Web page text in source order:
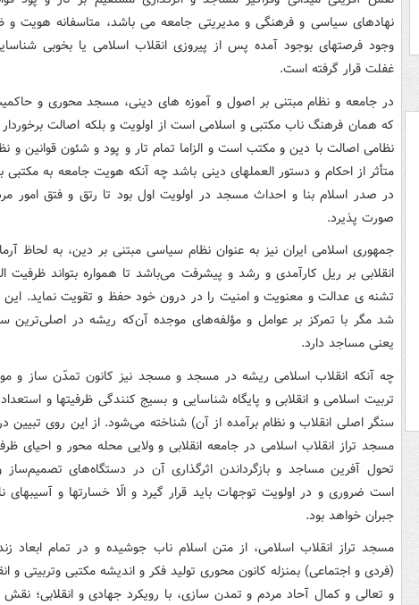
نهادهای سیاسی و فرهنگی و مدیریتی جامعه می باشد، متاسفانه هویت و
وجود فرصتهای بوجود آمده پس از پیروزی انقلاب اسلامی یا بخوبی
غفلت قرار گرفته است.
در جامعه و نظام مبتنی بر اصول و آموزه های دینی، مسجد محوری و
که همان فرهنگ ناب مکتبی و اسلامی است از اولویت و بلکه اصالت
نظامی اصالت با دین و مکتب است و الزاما تمام تار و پود و شئون قوانین و
متأثر از احکام و دستور العملهای دینی باشد چه آنکه هویت جامعه به
در صدر اسلام بنا و احداث مسجد در اولویت اول بود تا رتق و فتق امور
صورت پذیرد.
جمهوری اسلامی ایران نیز به‌ عنوان نظام سیاسی مبتنی بر دین، به لحاظ
انقلابی بر ریل کارآمدی و رشد و پیشرفت می‌باشد تا همواره بتواند ظرفیت
تشنه ی عدالت و معنویت و امنیت را در درون خود حفظ و تقویت نماید.
شد مگر با تمرکز بر عوامل و مؤلفه‌های موجده آن‌که ریشه در اصلی‌ترین
یعنی مساجد دارد.
چه آنکه انقلاب اسلامی ریشه در مسجد و مسجد نیز کانون تمدّن ساز و
تربیت اسلامی و انقلابی و پایگاه شناسایی و بسیج ‌کنندگی ظرفیتها و
سنگر اصلی انقلاب و نظام برآمده از آن) شناخته می‌شود. از این روی
مسجد تراز انقلاب اسلامی در جامعه انقلابی و ولایی محله محور و احیای
تحول آفرین مساجد و بازگرداندن اثرگذاری آن در دستگاه‌های تصمیم‌ساز
است ضروری و در اولویت توجهات باید قرار گیرد و الّا خسارتها و آسیبهای
جبران خواهد بود.
مسجد تراز انقلاب اسلامی، از متن اسلام ناب جوشیده و در تمام ابعاد
(فردی و اجتماعی) بمنزله کانون محوری تولید فکر و اندیشه مکتبی وتربیتی و
و تعالی و کمال آحاد مردم و تمدن سازی، با رویکرد جهادی و انقلابی؛ نقش